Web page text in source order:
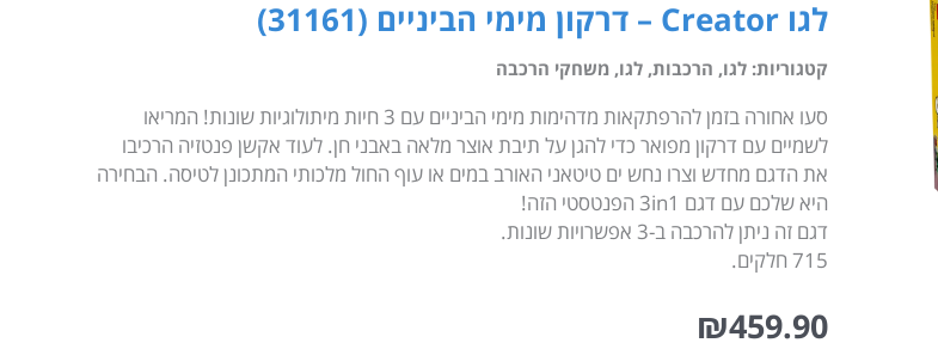
לגו Creator – דרקון מימי הביניים (31161)
קטגוריות:לגו, הרכבות,לגו,משחקי הרכבה
סעו אחורה בזמן להרפתקאות מדהימות מימי הביניים עם 3 חיות מיתולוגיות שונות! המריאו
לשמיים עם דרקון מפואר כדי להגן על תיבת אוצר מלאה באבני חן. לעוד אקשן פנטזיה הרכיבו
את הדגם מחדש וצרו נחש ים טיטאני האורב במים או עוף החול מלכותי המתכונן לטיסה. הבחירה
היא שלכם עם דגם 3in1 הפנטסטי הזה!
דגם זה ניתן להרכבה ב-3 אפשרויות שונות.
715 חלקים.
₪459.90